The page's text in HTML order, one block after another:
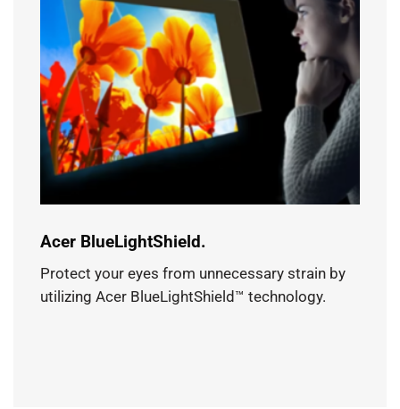
Acer BlueLightShield.
Protect your eyes from unnecessary strain by
utilizing Acer BlueLightShield™ technology.